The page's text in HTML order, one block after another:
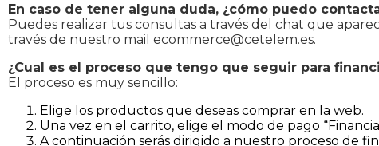
En caso de tener alguna duda, ¿cómo puedo
Puedes realizar tus consultas a través del chat que
través de nuestro mail ecommerce@cetelem.es.
¿Cual es el proceso que tengo que seguir para
El proceso es muy sencillo:
Elige los productos que deseas comprar en la web.
Una vez en el carrito, elige el modo de pago
A continuación serás dirigido a nuestro proceso de